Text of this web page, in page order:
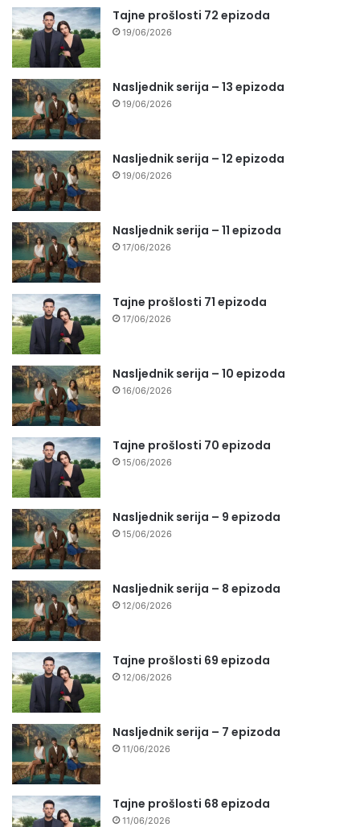
Tajne prošlosti 72 epizoda
19/06/2026
Nasljednik serija – 13 epizoda
19/06/2026
Nasljednik serija – 12 epizoda
19/06/2026
Nasljednik serija – 11 epizoda
17/06/2026
Tajne prošlosti 71 epizoda
17/06/2026
Nasljednik serija – 10 epizoda
16/06/2026
Tajne prošlosti 70 epizoda
15/06/2026
Nasljednik serija – 9 epizoda
15/06/2026
Nasljednik serija – 8 epizoda
12/06/2026
Tajne prošlosti 69 epizoda
12/06/2026
Nasljednik serija – 7 epizoda
11/06/2026
Tajne prošlosti 68 epizoda
11/06/2026